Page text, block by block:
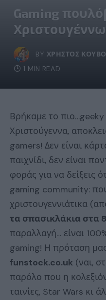
Gaming
BY ΧΡΉΣΤΟΣ
1 MIN READ
Βρήκαμε το
Χριστούγεννα,
gamers! Δεν είναι
παιχνίδι, δεν είναι
φοράς για να δείξεις
gaming community:
χριστουγεννιάτικα
τα σπασικλάκια στα
παραλλαγή… είναι
gaming! Η πρόταση
funstock.co.uk (ναι,
παρόλο που η
ταινίες, Star Wars κι